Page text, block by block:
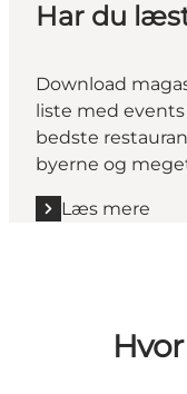
Har du
Download
liste med
bedste
byerne og
Læs mere